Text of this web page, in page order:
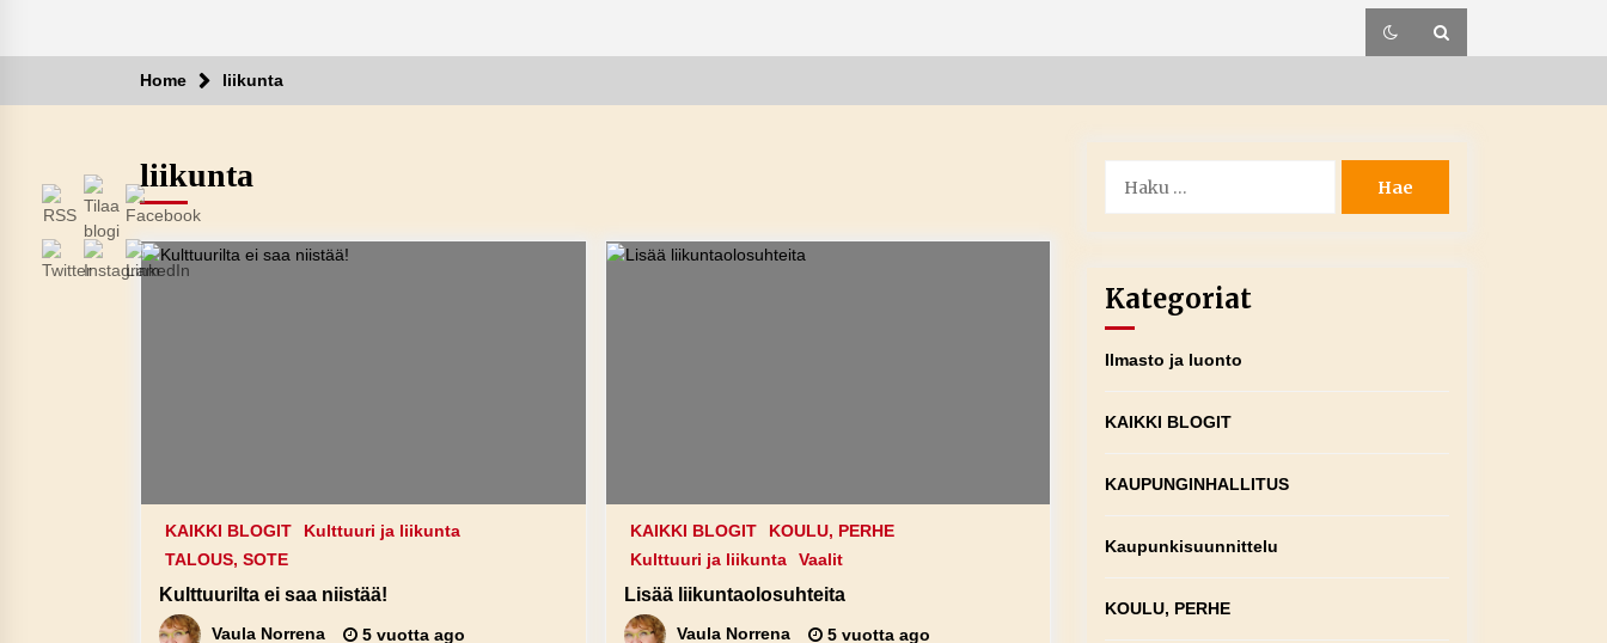
Home liikunta
liikunta
KAIKKI BLOGIT
Kulttuuri ja liikunta
TALOUS, SOTE
Kulttuurilta ei saa niistää!
Vaula Norrena 5 vuotta ago
KAIKKI BLOGIT
KOULU, PERHE
Kulttuuri ja liikunta
Vaalit
Lisää liikuntaolosuhteita
Vaula Norrena 5 vuotta ago
Kategoriat
Ilmasto ja luonto
KAIKKI BLOGIT
KAUPUNGINHALLITUS
Kaupunkisuunnittelu
KOULU, PERHE